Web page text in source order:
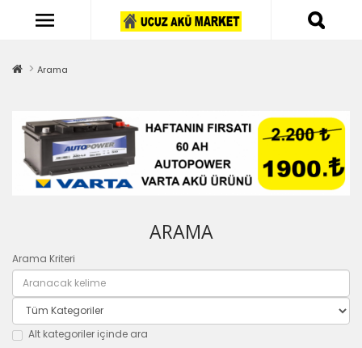
Arama
ARAMA
Arama Kriteri
Alt kategoriler içinde ara